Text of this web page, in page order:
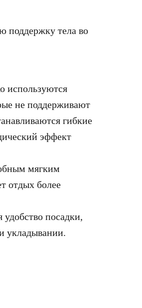
поддержку тела во
используются
не поддерживают
гибкие
эффект
мягким
отдых более
посадки,
укладывании.